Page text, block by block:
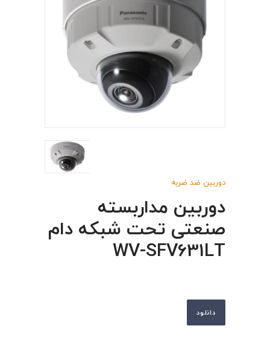
دوربین ضد ضربه
دوربین مداربسته
صنعتی تحت شبکه دام
WV-SFV631LT
دانلود